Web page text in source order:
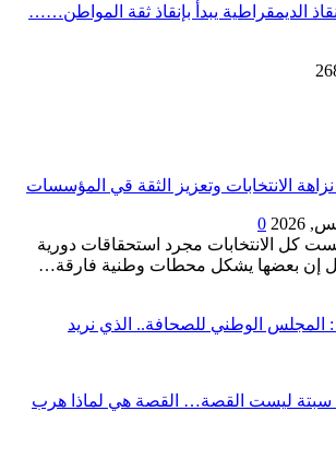
الديمقراطية يبدأ بإنقاذ ثقة المواطن……
الانتخابات وتعزيز الثقة قي المؤسسات
0
كل الانتخابات مجرد استحقاقات دورية
إن بعضها يشكل محطات وطنية فارقة…
الوطني للصحافة.. الذي نريد
سبتة ليست القصة… القصة هي لماذا هرب